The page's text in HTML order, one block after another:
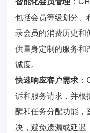
包括会员等级划分、
录会员的消费历史和
供量身定制的服务和
诚度。
快速响应客户需求
诉和服务请求，并根
醒和任务分配功能，
决，避免遗漏或延迟